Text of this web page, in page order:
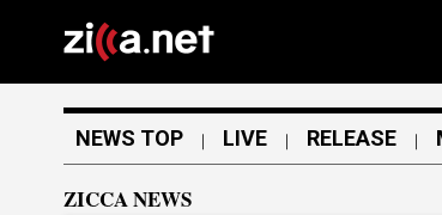
NEWS TOP ｜ LIVE ｜ RELEASE ｜
ZICCA NEWS